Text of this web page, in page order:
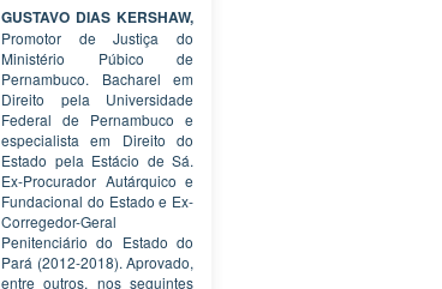
GUSTAVO DIAS KERSHAW,
Promotor de Justiça do
Ministério Púbico de
Pernambuco. Bacharel em
Direito pela Universidade
Federal de Pernambuco e
especialista em Direito do
Estado pela Estácio de Sá.
Ex-Procurador Autárquico e
Fundacional do Estado e Ex-
Corregedor-Geral
Penitenciário do Estado do
Pará (2012-2018). Aprovado,
entre outros, nos seguintes